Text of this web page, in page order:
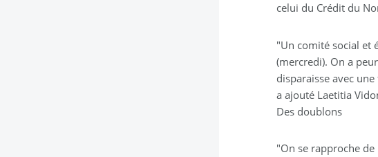
celui du Crédit du
"Un comité social et
(mercredi). On a
disparaisse avec
a ajouté Laetitia
Des doublons
"On se rapproche